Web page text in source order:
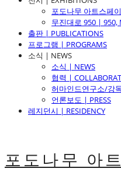
포도나무 아트스페
무진대로 950 |
출판 | PUBLICATIONS
프로그램 | PROGRAMS
소식 | NEWS
소식 | NEWS
협력 |
허마인드연구소/강
언론보도 | PRESS
레지던시 | RESIDENCY
포도나무 아